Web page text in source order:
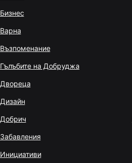
Бизнес
Варна
Възпоменание
Гълъбите на Добруджа
Двореца
Дизайн
Добрич
Забавления
Инициативи